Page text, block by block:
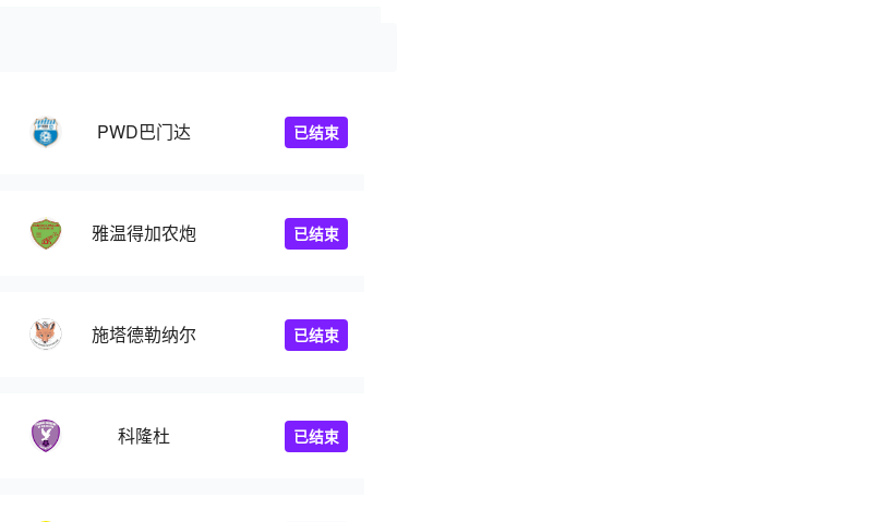
PWD巴门达 已结束
雅温得加农炮 已结束
施塔德勒纳尔 已结束
科隆杜 已结束